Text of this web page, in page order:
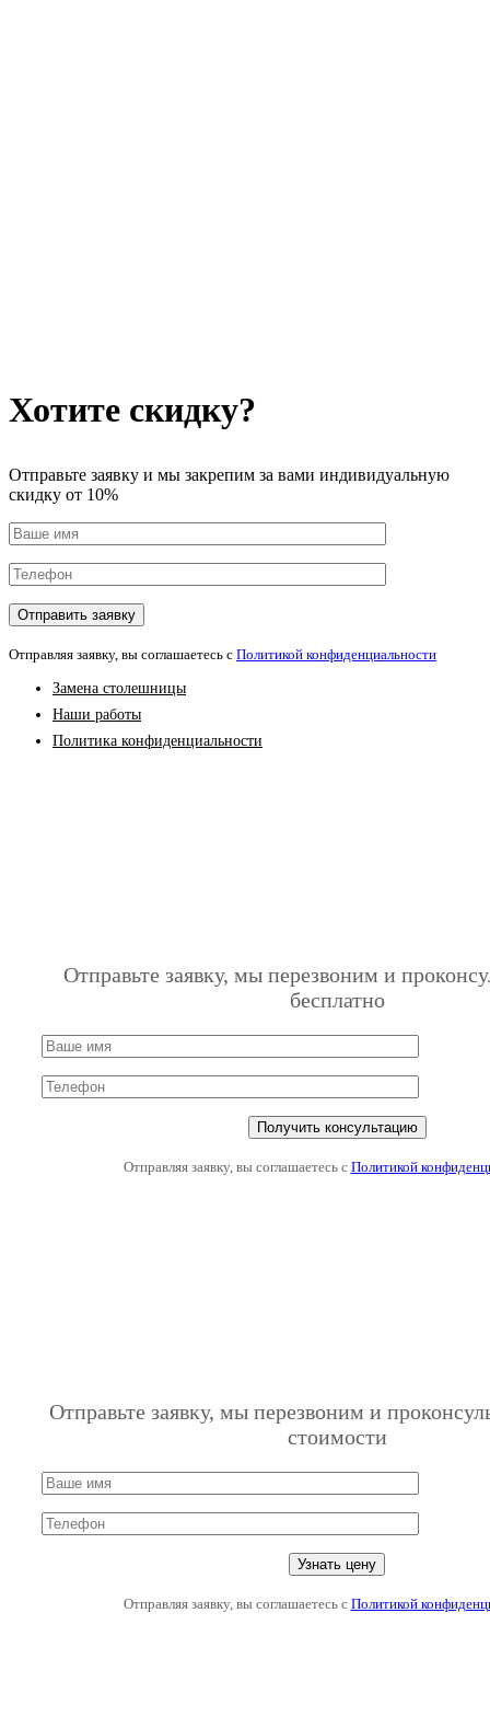
Хотите скидку?
Отправьте заявку и мы закрепим за вами индивидуальную
скидку от 10%
Отправляя заявку, вы соглашаетесь с Политикой конфиденциальности
Замена столешницы
Наши работы
Политика конфиденциальности
Отправьте заявку, мы перезвоним и
бесплатно
Отправляя заявку, вы соглашаетесь с Политикой
Отправьте заявку, мы перезвоним и
стоимости
Отправляя заявку, вы соглашаетесь с Политикой